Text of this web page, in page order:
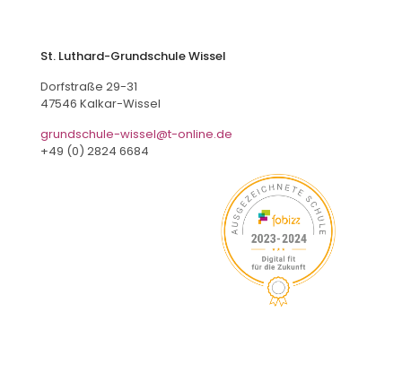
St. Luthard-Grundschule Wissel
Dorfstraße 29-31
47546 Kalkar-Wissel
grundschule-wissel@t-online.de
+49 (0) 2824 6684